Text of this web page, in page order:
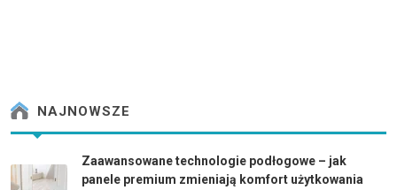
NAJNOWSZE
Zaawansowane technologie podłogowe – jak
panele premium zmieniają komfort użytkowania